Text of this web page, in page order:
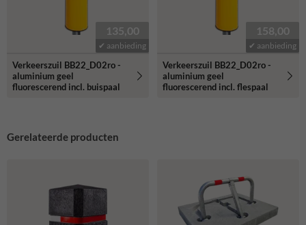
135,00
✔ aanbieding
Verkeerszuil BB22_D02ro -
aluminium geel
fluorescerend incl. buispaal
158,00
✔ aanbieding
Verkeerszuil BB22_D02ro -
aluminium geel
fluorescerend incl. flespaal
Gerelateerde producten